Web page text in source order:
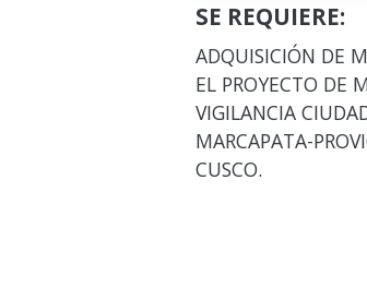
SE REQUIERE:
ADQUISICIÓN DE
EL PROYECTO DE
VIGILANCIA
MARCAPATA-
CUSCO.